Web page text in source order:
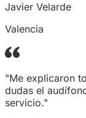
Javier Velarde
Valencia
"Me explicaron
dudas el
servicio."